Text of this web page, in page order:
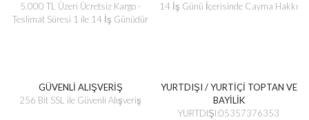
5.000 TL Üzeri Ücretsiz Kargo -
Teslimat Süresi 1 ile 14 İş Günüdür
14 İş Günü İçerisinde Cayma Hakkı
GÜVENLİ ALIŞVERİŞ
256 Bit SSL ile Güvenli Alışveriş
YURTDIŞI / YURTİÇİ TOPTAN VE
BAYİLİK
YURTDIŞI:05357376353